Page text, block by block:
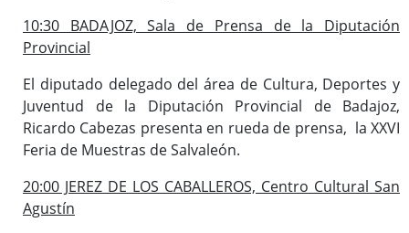
10:30 BADAJOZ, Sala de Prensa de la Diputación
Provincial
El diputado delegado del área de Cultura, Deportes y
Juventud de la Diputación Provincial de Badajoz,
Ricardo Cabezas presenta en rueda de prensa, la XXVI
Feria de Muestras de Salvaleón.
20:00 JEREZ DE LOS CABALLEROS, Centro Cultural San
Agustín